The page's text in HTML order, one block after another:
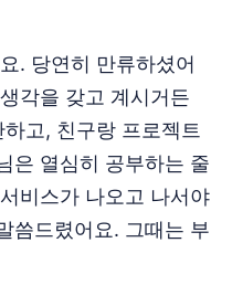
. 당연히 만류하셨어
각을 갖고 계시거든
고, 친구랑 프로젝트
은 열심히 공부하는 줄
비스가 나오고 나서야
씀드렸어요. 그때는 부